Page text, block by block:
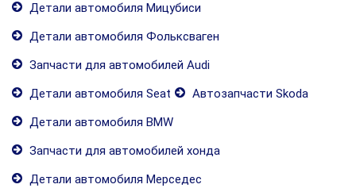
Детали автомобиля Мицубиси
Детали автомобиля Фольксваген
Запчасти для автомобилей Audi
Детали автомобиля Seat
Автозапчасти Skoda
Детали автомобиля BMW
Запчасти для автомобилей хонда
Детали автомобиля Мерседес